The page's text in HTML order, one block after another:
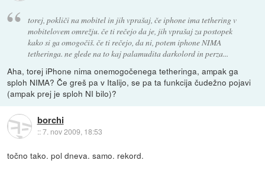
torej, pokliči na mobitel in jih vprašaj, če iphone ima tethering v
mobitelovem omrežju. če ti rečejo da je, jih vprašaj za postopek
kako si ga omogočiš. če ti rečejo, da ni, potem iphone NIMA
tetheringa. ne glede na to kaj palamudita darkolord in perza...
Aha, torej iPhone nima onemogočenega tetheringa, ampak ga
sploh NIMA? Če greš pa v Italijo, se pa ta funkcija čudežno pojavi
(ampak prej je sploh NI bilo)?
borchi
::7. nov 2009, 18:53
točno tako. pol dneva. samo. rekord.